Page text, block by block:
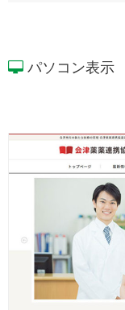
パソコン表示